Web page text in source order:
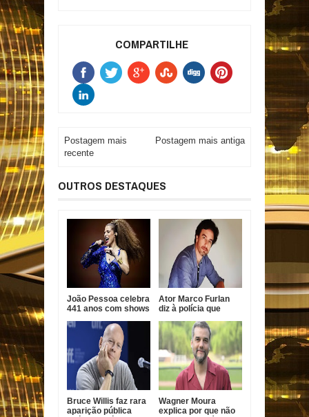
COMPARTILHE
Postagem mais
recente
Postagem mais antiga
OUTROS DESTAQUES
João Pessoa celebra
441 anos com shows
da Mata, Roupa Nova
e Fábio Jr.
Ator Marco Furlan
diz à polícia que
com namorada após
prisão por estupro
de vulnerável
Bruce Willis faz rara
aparição pública
Wagner Moura
explica por que não